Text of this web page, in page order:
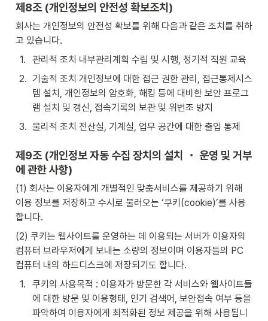
제8조 (개인정보의 안전성 확보조치)
회사는 개인정보의 안전성 확보를 위해 다음과 같은 조치를 취하
고 있습니다.
1.
관리적 조치 내부관리계획 수립 및 시행, 정기적 직원 교육
2. 기술적 조치 개인정보에 대한 접근 권한 관리, 접근통제시스
템 설치, 개인정보의 암호화, 해킹 등에 대비한 보안 프로그
램 설치 및 갱신, 접속기록의 보관 및 위변조 방지
3. 물리적 조치 전산실, 기계실, 업무 공간에 대한 출입 통제
제9조 (개인정보 자동 수집 장치의 설치 ・ 운영 및 거부
에 관한 사항)
(1) 회사는 이용자에게 개별적인 맞춤서비스를 제공하기 위해
이용 정보를 저장하고 수시로 불러오는 ‘쿠키(cookie)’를 사용
합니다.
(2) 쿠키는 웹사이트를 운영하는 데 이용되는 서버가 이용자의
컴퓨터 브라우저에게 보내는 소량의 정보이며 이용자들의 PC
컴퓨터 내의 하드디스크에 저장되기도 합니다.
1.
쿠키의 사용목적 : 이용자가 방문한 각 서비스와 웹사이트들
에 대한 방문 및 이용형태, 인기 검색어, 보안접속 여부 등을
파악하여 이용자에게 최적화된 정보 제공을 위해 사용됩니